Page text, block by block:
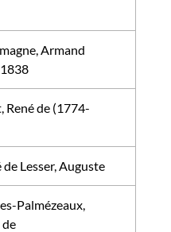
Armand
René de (1774-
de Lesser, Auguste
Palmézeaux,